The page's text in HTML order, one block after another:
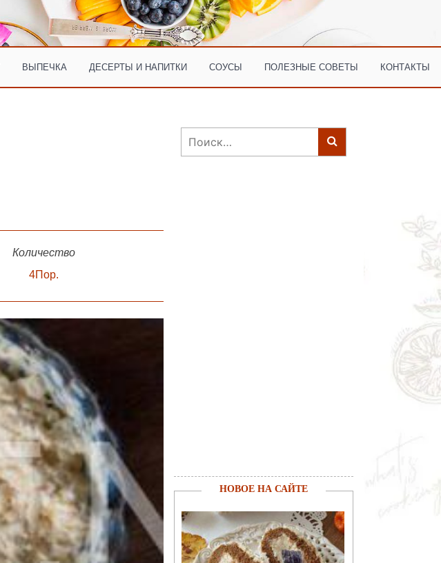
ВЫПЕЧКА ДЕСЕРТЫ И НАПИТКИ СОУСЫ ПОЛЕЗНЫЕ СОВЕТЫ КОНТАКТЫ
Количество
4Пор.
Найти:
НОВОЕ НА САЙТЕ